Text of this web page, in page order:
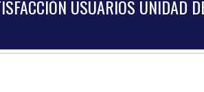
USUARIOS UNIDAD